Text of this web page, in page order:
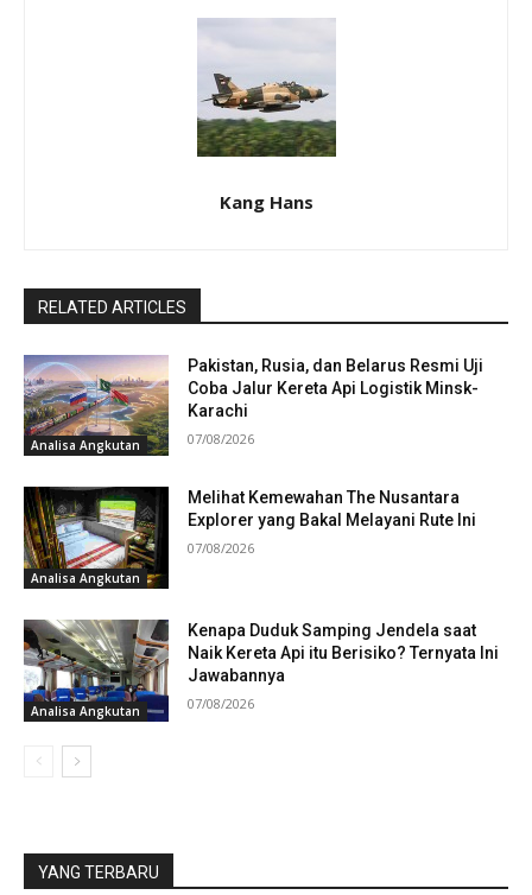
Kang Hans
RELATED ARTICLES
Analisa Angkutan
Pakistan, Rusia, dan Belarus Resmi Uji
Coba Jalur Kereta Api Logistik Minsk-
Karachi
07/08/2026
Analisa Angkutan
Melihat Kemewahan The Nusantara
Explorer yang Bakal Melayani Rute Ini
07/08/2026
Analisa Angkutan
Kenapa Duduk Samping Jendela saat
Naik Kereta Api itu Berisiko? Ternyata Ini
Jawabannya
07/08/2026
YANG TERBARU